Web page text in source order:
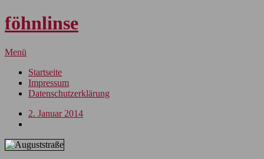
föhnlinse
Menü
Startseite
Impressum
Datenschutzerklärung
2. Januar 2014